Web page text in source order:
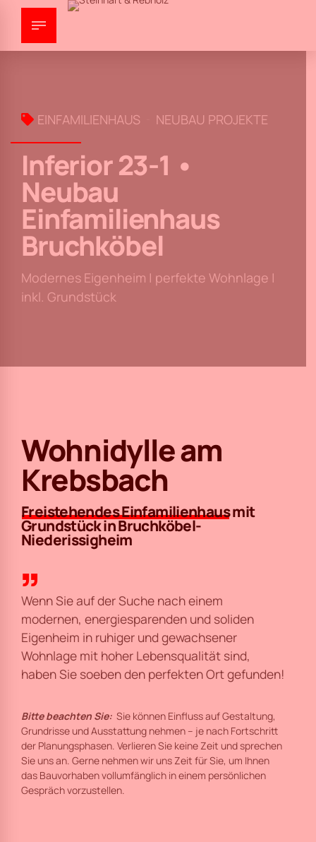
EINFAMILIENHAUS NEUBAU PROJEKTE
Inferior 23-1 •
Neubau
Einfamilienhaus
Bruchköbel
Modernes Eigenheim | perfekte Wohnlage |
inkl. Grundstück
Wohnidylle am
Krebsbach
Freistehendes Einfamilienhausmit
Grundstück in Bruchköbel-
Niederissigheim
Wenn Sie auf der Suche nach einem
modernen, energiesparenden und soliden
Eigenheim in ruhiger und gewachsener
Wohnlage mit hoher Lebensqualität sind,
haben Sie soeben den perfekten Ort gefunden!
Bitte beachten Sie: Sie können Einfluss auf Gestaltung,
Grundrisse und Ausstattung nehmen – je nach Fortschritt
der Planungsphasen. Verlieren Sie keine Zeit und sprechen
Sie uns an. Gerne nehmen wir uns Zeit für Sie, um Ihnen
das Bauvorhaben vollumfänglich in einem persönlichen
Gespräch vorzustellen.